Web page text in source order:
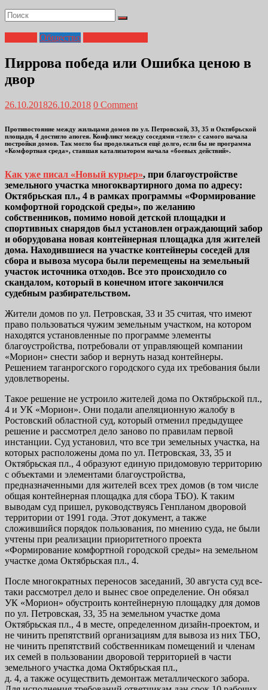
Общество
Пиррова победа или Ошибка ценою в
двор
26.10.201826.10.2018 0 Comment
Противостояние между жильцами домов по ул. Петровской, 33, 35 и Октябрьской
площади, 4 достигло апогея. Конфликт между соседями «тлел» с самого начала
постройки домов. Так могло бы продолжаться ещё долго, если бы не программа
«Комфортная среда», ставшая катализатором начала «боевых действий».
Как уже писал «Новый курьер», при благоустройстве
земельного участка многоквартирного дома по адресу:
Октябрьская пл., 4 в рамках программы «Формирование
комфортной городской среды», по желанию
собственников, помимо новой детской площадки и
спортивных снарядов был установлен ограждающий забор
и оборудована новая контейнерная площадка для жителей
дома. Находившиеся на участке контейнеры соседей для
сбора и вывоза мусора были перемещены на земельный
участок источника отходов. Все это происходило со
скандалом, который в конечном итоге закончился
судебным разбирательством.
Жители домов по ул. Петровская, 33 и 35 считая, что имеют
право пользоваться чужим земельным участком, на котором
находятся установленные по программе элементы
благоустройства, потребовали от управляющей компании
«Морион» снести забор и вернуть назад контейнеры.
Решением таганрогского городского суда их требования были
удовлетворены.
Такое решение не устроило жителей дома по Октябрьской пл.,
4 и УК «Морион». Они подали апеляционную жалобу в
Ростовский областной суд, который отменил предыдущее
решение и рассмотрел дело заново по правилам первой
инстанции. Суд установил, что все три земельных участка, на
которых расположены дома по ул. Петровская, 33, 35 и
Октябрьская пл., 4 образуют единую придомовую территорию
с объектами и элементами благоустройства,
предназначенными для жителей всех трех домов (в том числе
общая контейнерная площадка для сбора ТБО). К таким
выводам суд пришел, руководствуясь Генпланом дворовой
территории от 1991 года. Этот документ, а также
сложившийся порядок пользования, по мнению суда, не были
учтены при реализации приоритетного проекта
«Формирование комфортной городской среды» на земельном
участке дома Октябрьская пл., 4.
После многократных переносов заседаний, 30 августа суд все-
таки рассмотрел дело и вынес свое определение. Он обязал
УК «Морион» обустроить контейнерную площадку для домов
по ул. Петровская, 33, 35 на земельном участке дома
Октябрьская пл., 4 в месте, определенном дизайн-проектом, и
не чинить препятствий организациям для вывоза из них ТБО,
не чинить препятствий собственникам помещений и членам
их семей в пользовании дворовой территорией в части
земельного участка дома Октябрьская пл.,
д. 4, а также осуществить демонтаж металлического забора.